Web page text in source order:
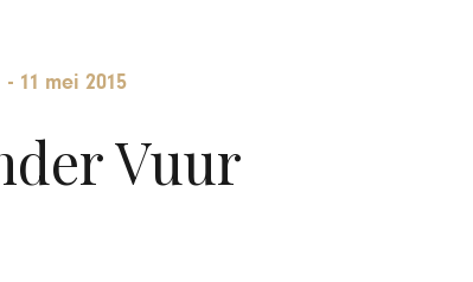
- 11 mei 2015
Vuur